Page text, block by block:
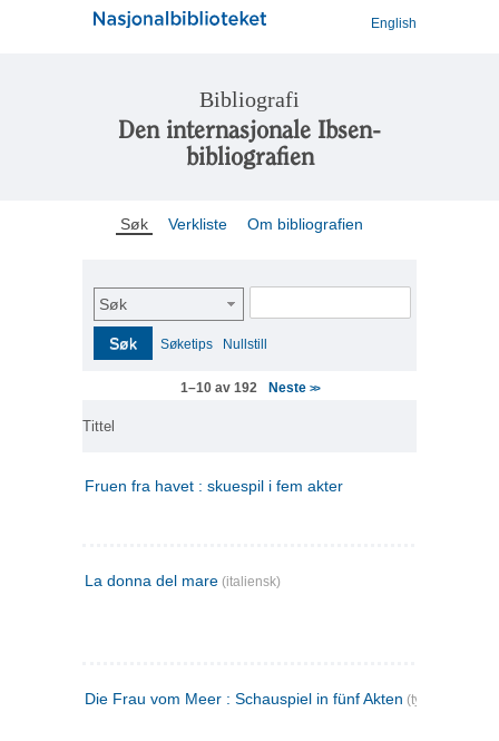
English
Bibliografi
Den internasjonale Ibsen-
bibliografien
Søk Verkliste Om bibliografien
Søk
Søk Søketips Nullstill
1–10 av 192 Neste >>
Tittel
Fruen fra havet : skuespil i fem akter
La donna del mare (italiensk)
Die Frau vom Meer : Schauspiel in fünf Akten (tysk)